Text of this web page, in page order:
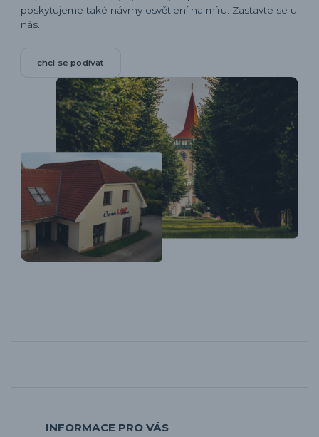
poskytujeme také návrhy osvětlení na míru. Zastavte se u
nás.
chci se podívat
INFORMACE PRO VÁS